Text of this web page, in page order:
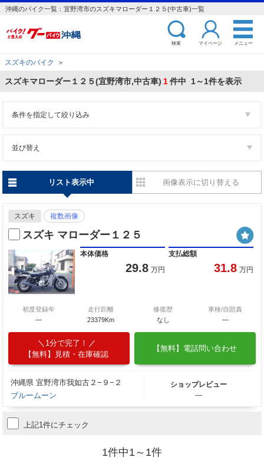
沖縄のバイク一覧：宜野湾市のスズキマローダー１２５(中古車)一覧
検索 マイページ メニュー
スズキのバイク ＞
スズキマローダー１２５(宜野湾市,中古車) 1件中 1～1件を表示
条件を指定して絞り込み
並び替え
リスト表示中 画像表示に切り替える
スズキ 複数画像
スズキ マローダー１２５
本体価格
29.8 万円
支払総額
31.8 万円
初度登録年
―
走行距離
23379Km
修復歴
なし
車検/自賠責
―
1分で完了！
【無料】見積・在庫確認
【無料】電話問い合わせ
沖縄県 宜野湾市我如古２−９−２
ブルームーン
ショップレビュー
―
上記1件にチェック
1件中1～1件